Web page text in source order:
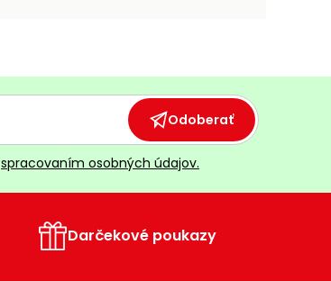
Odoberať
spracovaním osobných údajov.
Darčekové poukazy